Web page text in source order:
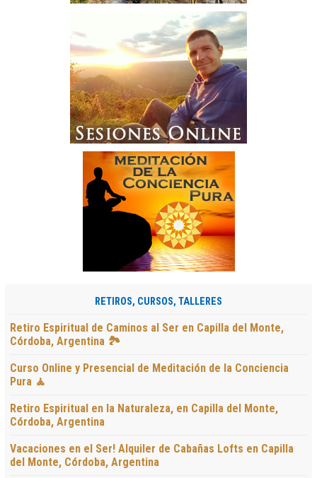
RETIROS, CURSOS, TALLERES
Retiro Espiritual de Caminos al Ser en Capilla del Monte,
Córdoba, Argentina 🏞️
Curso Online y Presencial de Meditación de la Conciencia
Pura 🧘
Retiro Espiritual en la Naturaleza, en Capilla del Monte,
Córdoba, Argentina
Vacaciones en el Ser! Alquiler de Cabañas Lofts en Capilla
del Monte, Córdoba, Argentina